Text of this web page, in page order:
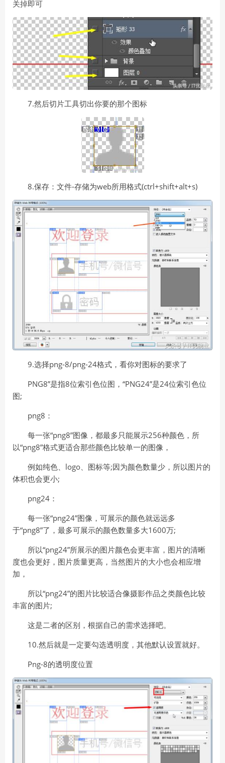
关掉即可
7.然后切片工具切出你要的那个图标
8.保存：文件-存储为web所用格式(ctrl+shift+alt+s)
9.选择png-8/png-24格式，看你对图标的要求了
PNG8”是指8位索引色位图，“PNG24”是24位索引色位
图;
png8：
每一张“png8”图像，都最多只能展示256种颜色，所
以“png8”格式更适合那些颜色比较单一的图像，
例如纯色、logo、图标等;因为颜色数量少，所以图片的
体积也会更小;
png24：
每一张“png24”图像，可展示的颜色就远远多
于“png8”了，最多可展示的颜色数量多大1600万;
所以“png24”所展示的图片颜色会更丰富，图片的清晰
度也会更好，图片质量更高，当然图片的大小也会相应增
加，
所以“png24”的图片比较适合像摄影作品之类颜色比较
丰富的图片;
这是二者的区别，根据自己的需求选择吧。
10.然后就是一定要勾选透明度，其他默认设置就好。
Png-8的透明度位置